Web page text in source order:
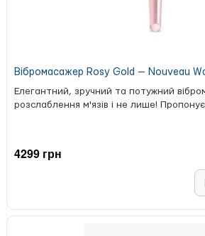
Вібромасажер Rosy Gold — Nouveau
Елегантний, зручний та потужний
розслаблення м'язів і не лише!
4299 грн